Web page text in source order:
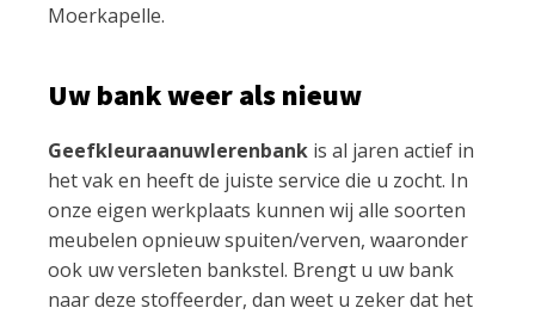
Moerkapelle.
Uw bank weer als nieuw
Geefkleuraanuwlerenbank is al jaren actief in
het vak en heeft de juiste service die u zocht. In
onze eigen werkplaats kunnen wij alle soorten
meubelen opnieuw spuiten/verven, waaronder
ook uw versleten bankstel. Brengt u uw bank
naar deze stoffeerder, dan weet u zeker dat het